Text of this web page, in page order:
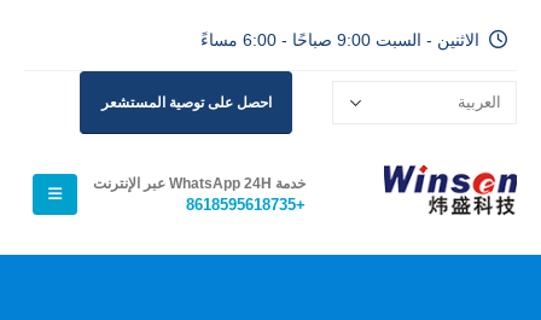
الاثنين - السبت 9:00 صباحًا - 6:00 مساءً
احصل على توصية المستشعر
خدمة WhatsApp 24H عبر الإنترنت
+8618595618735